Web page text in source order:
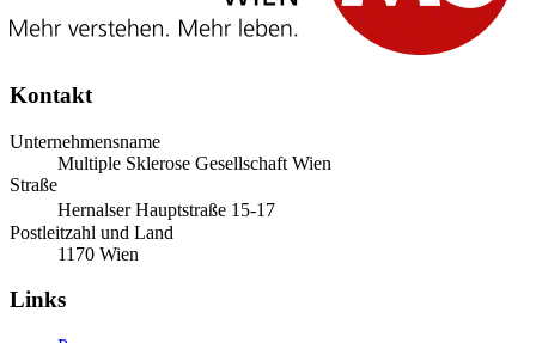
Kontakt
Unternehmensname
Multiple Sklerose Gesellschaft Wien
Straße
Hernalser Hauptstraße 15-17
Postleitzahl und Land
1170 Wien
Links